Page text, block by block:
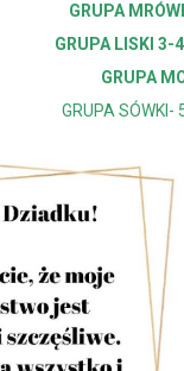
GRUPA
GRUPA LISKI 3-
GRUPA
GRUPA SÓWKI-